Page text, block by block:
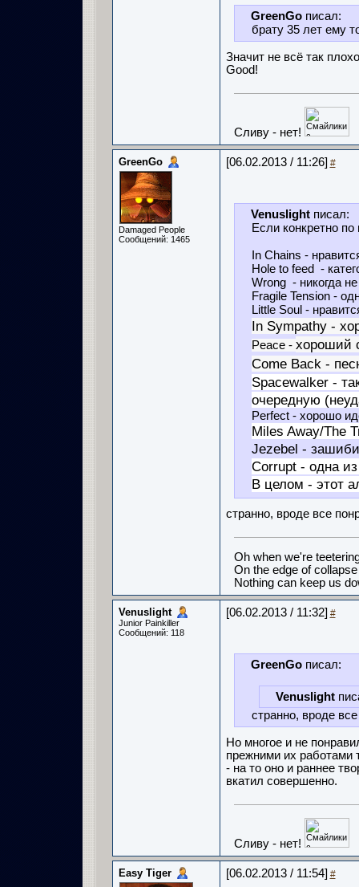
GreenGoписал:
брату 35 лет ему
Значит не всё так
Good!
Сливу - нет!
GreenGo
Damaged People
Сообщений: 1465
[06.02.2013 / 11:26] #
Venuslightписал:
Если конкретно
In Chains -
Hole to feed -
Wrong - никогда
Fragile Tension -
Little Soul -
In Sympathy -
Peace - хороший
Come Back -
Spacewalker -
очередную
Perfect - хорошо
Miles Away/The
Jezebel -
Corrupt - одна
В целом - этот
странно, вроде все
Oh when we're
On the edge of collapse
Nothing can keep us
Venuslight
Junior Painkiller
Сообщений: 118
[06.02.2013 / 11:32] #
GreenGoписал:
Venuslight
странно, вроде
Но многое и не
прежними их работами
- на то оно и раннее
вкатил совершенно.
Сливу - нет!
Easy Tiger [06.02.2013 / 11:54] #